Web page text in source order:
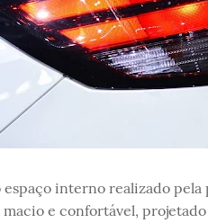
espaço interno realizado
macio e confortável,